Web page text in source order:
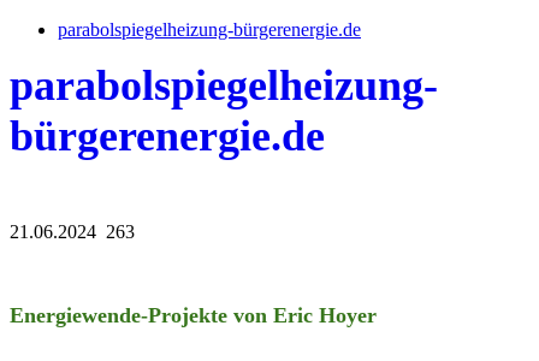
parabolspiegelheizung-bürgerenergie.de
parabolspiegelheizung-
bürgerenergie.de
21.06.2024 263
Energiewende-Projekte von Eric Hoyer